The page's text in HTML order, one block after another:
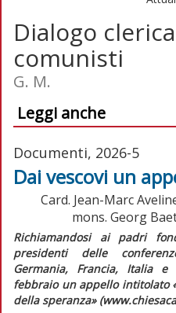
Dialogo
comunisti
G. M.
Leggi anche
Documenti, 2026-5
Dai vescovi un
Card. Jean-Marc
mons. Georg
Richiamandosi ai padri
presidenti delle
Germania, Francia, Italia
febbraio un appello intitolato
della speranza»